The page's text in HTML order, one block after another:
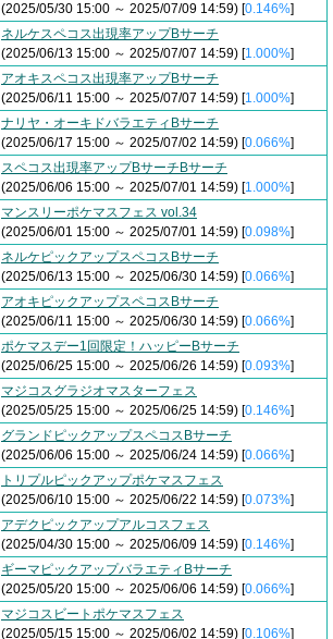
(2025/05/30 15:00 ～ 2025/07/09 14:59) [0.146%]
ネルケスペコス出現率アップBサーチ
(2025/06/13 15:00 ～ 2025/07/07 14:59) [1.000%]
アオキスペコス出現率アップBサーチ
(2025/06/11 15:00 ～ 2025/07/07 14:59) [1.000%]
ナリヤ・オーキドバラエティBサーチ
(2025/06/17 15:00 ～ 2025/07/02 14:59) [0.066%]
スペコス出現率アップBサーチBサーチ
(2025/06/06 15:00 ～ 2025/07/01 14:59) [1.000%]
マンスリーポケマスフェス vol.34
(2025/06/01 15:00 ～ 2025/07/01 14:59) [0.098%]
ネルケピックアップスペコスBサーチ
(2025/06/13 15:00 ～ 2025/06/30 14:59) [0.066%]
アオキピックアップスペコスBサーチ
(2025/06/11 15:00 ～ 2025/06/30 14:59) [0.066%]
ポケマスデー1回限定！ハッピーBサーチ
(2025/06/25 15:00 ～ 2025/06/26 14:59) [0.093%]
マジコスグラジオマスターフェス
(2025/05/25 15:00 ～ 2025/06/25 14:59) [0.146%]
グランドピックアップスペコスBサーチ
(2025/06/06 15:00 ～ 2025/06/24 14:59) [0.066%]
トリプルピックアップポケマスフェス
(2025/06/10 15:00 ～ 2025/06/22 14:59) [0.073%]
アデクピックアップアルコスフェス
(2025/04/30 15:00 ～ 2025/06/09 14:59) [0.146%]
ギーマピックアップバラエティBサーチ
(2025/05/20 15:00 ～ 2025/06/06 14:59) [0.066%]
マジコスビートポケマスフェス
(2025/05/15 15:00 ～ 2025/06/02 14:59) [0.106%]